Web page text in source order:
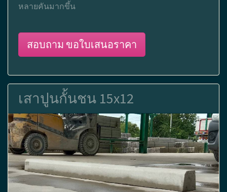
หลายคันมากขึ้น
สอบถาม ขอใบเสนอราคา
เสาปูนกั้นชน 15x12